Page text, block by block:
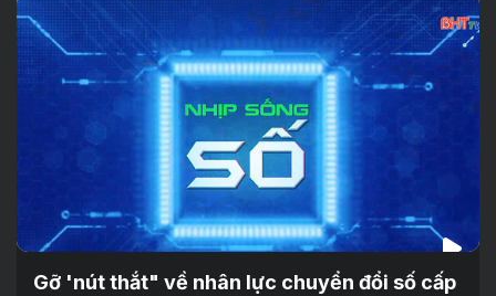
Gỡ 'nút thắt" về nhân lực chuyển đổi số cấp